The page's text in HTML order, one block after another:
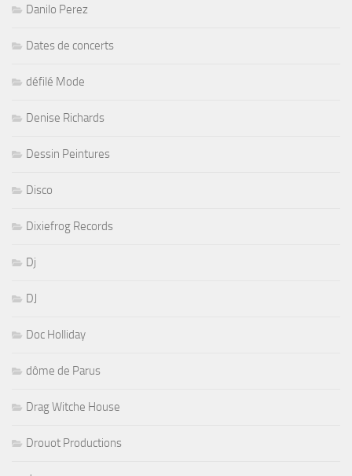
Danilo Perez
Dates de concerts
défilé Mode
Denise Richards
Dessin Peintures
Disco
Dixiefrog Records
Dj
DJ
Doc Holliday
dôme de Parus
Drag Witche House
Drouot Productions